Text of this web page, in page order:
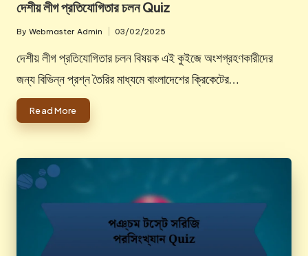
দেশীয় লীগ প্রতিযোগিতার চলন Quiz
Posted
By Webmaster Admin 03/02/2025
দেশীয় লীগ প্রতিযোগিতার চলন বিষয়ক এই কুইজে অংশগ্রহণকারীদের
জন্য বিভিন্ন প্রশ্ন তৈরির মাধ্যমে বাংলাদেশের ক্রিকেটের…
Read More